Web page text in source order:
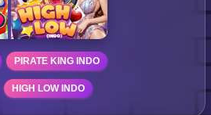
PIRATE KING INDO
HIGH LOW INDO